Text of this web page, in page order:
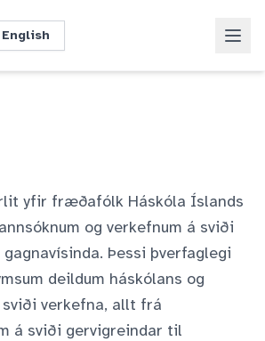
English
yfir fræðafólk Háskóla Íslands
og verkefnum á sviði
Þessi þverfaglegi
deildum háskólans og
verkefna, allt frá
á sviði gervigreindar til